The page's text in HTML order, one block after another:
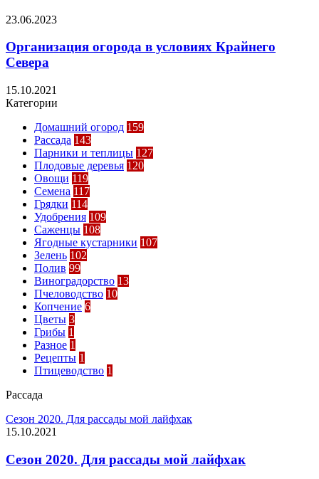
23.06.2023
Организация огорода в условиях Крайнего
Севера
15.10.2021
Категории
Домашний огород 159
Рассада 143
Парники и теплицы 127
Плодовые деревья 120
Овощи 119
Семена 117
Грядки 114
Удобрения 109
Саженцы 108
Ягодные кустарники 107
Зелень 102
Полив 99
Виноградорство 13
Пчеловодство 10
Копчение 6
Цветы 3
Грибы 1
Разное 1
Рецепты 1
Птицеводство 1
Рассада
Сезон 2020. Для рассады мой лайфхак
15.10.2021
Сезон 2020. Для рассады мой лайфхак